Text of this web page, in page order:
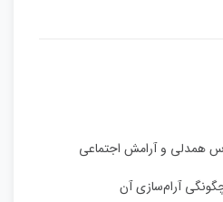
همدلی و آرامش اجتماعی
آرام‌سازی آن